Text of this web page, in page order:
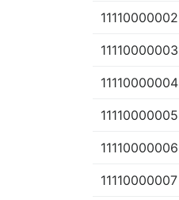
11110000002
11110000003
11110000004
11110000005
11110000006
11110000007